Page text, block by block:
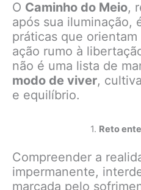
O Caminho do Meio,
após sua iluminação,
práticas que
ação rumo à
não é uma lista de
modo de viver,
e equilíbrio.
1. Reto
Compreender a
impermanente,
marcada pelo